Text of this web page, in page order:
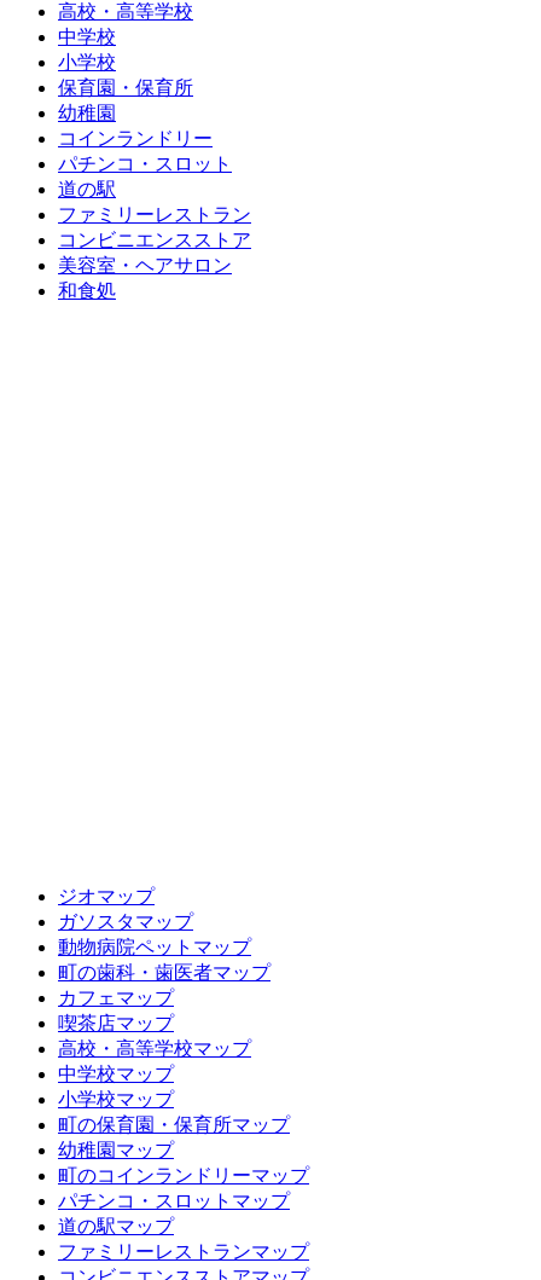
高校・高等学校
中学校
小学校
保育園・保育所
幼稚園
コインランドリー
パチンコ・スロット
道の駅
ファミリーレストラン
コンビニエンスストア
美容室・ヘアサロン
和食処
ジオマップ
ガソスタマップ
動物病院ペットマップ
町の歯科・歯医者マップ
カフェマップ
喫茶店マップ
高校・高等学校マップ
中学校マップ
小学校マップ
町の保育園・保育所マップ
幼稚園マップ
町のコインランドリーマップ
パチンコ・スロットマップ
道の駅マップ
ファミリーレストランマップ